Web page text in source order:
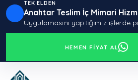
TEK ELDEN
Anahtar Teslim İç Mimari
Uygulamasını yaptığımız işlerde
HEMEN FIYAT AL